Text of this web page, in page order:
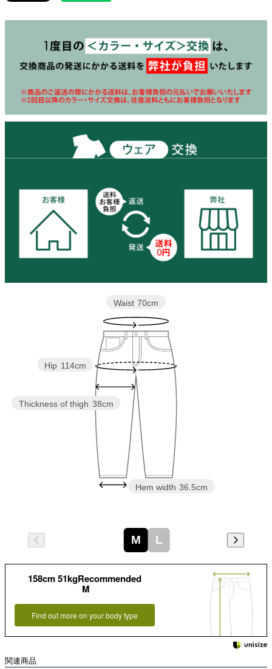
Hem width 36.5cm
Thickness of thigh 38cm
Hip 114cm
Waist 70cm
M L
158cm 51kgRecommended
M
Find out more on your body type
関連商品